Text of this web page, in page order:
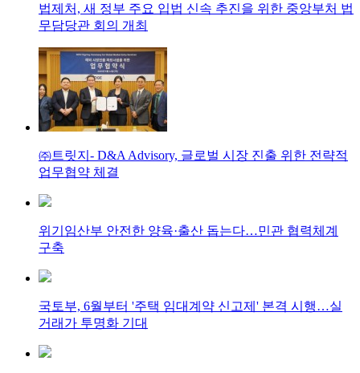
법제처, 새 정부 주요 입법 신속 추진을 위한 중앙부처 법
무담당관 회의 개최
㈜트릿지- D&A Advisory, 글로벌 시장 진출 위한 전략적
업무협약 체결
위기임산부 안전한 양육·출산 돕는다…민관 협력체계
구축
국토부, 6월부터 '주택 임대계약 신고제' 본격 시행…실
거래가 투명화 기대